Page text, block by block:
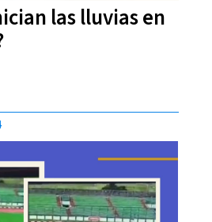
las lluvias en